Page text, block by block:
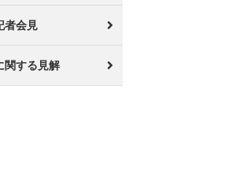
者会見
関する見解